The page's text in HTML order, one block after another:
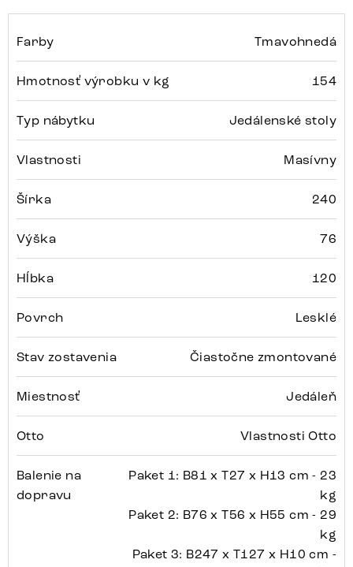
Farby Tmavohnedá
Hmotnosť výrobku v kg 154
Typ nábytku Jedálenské stoly
Vlastnosti Masívny
Šírka 240
Výška 76
Hĺbka 120
Povrch Lesklé
Stav zostavenia Čiastočne zmontované
Miestnosť Jedáleň
Otto Vlastnosti Otto
Balenie na
dopravu
Paket 1: B81 x T27 x H13 cm - 23
kg
Paket 2: B76 x T56 x H55 cm - 29
kg
Paket 3: B247 x T127 x H10 cm -